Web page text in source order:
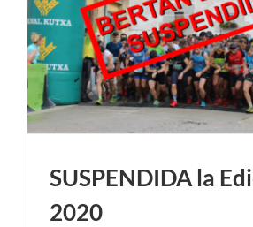
SUSPENDIDA la
2020